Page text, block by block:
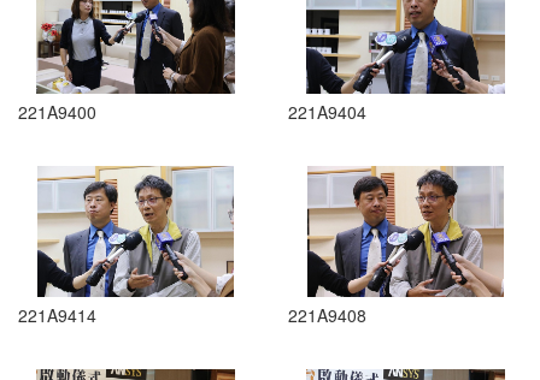
221A9400 221A9404
221A9414 221A9408